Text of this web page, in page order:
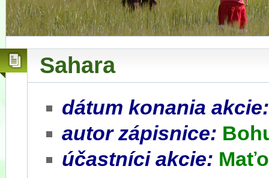
Sahara
dátum konania akcie:
autor zápisnice:
účastníci akcie: